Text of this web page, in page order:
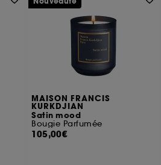
MAISON FRANCIS
KURKDJIAN
Satin mood
Bougie Parfumée
105,00€